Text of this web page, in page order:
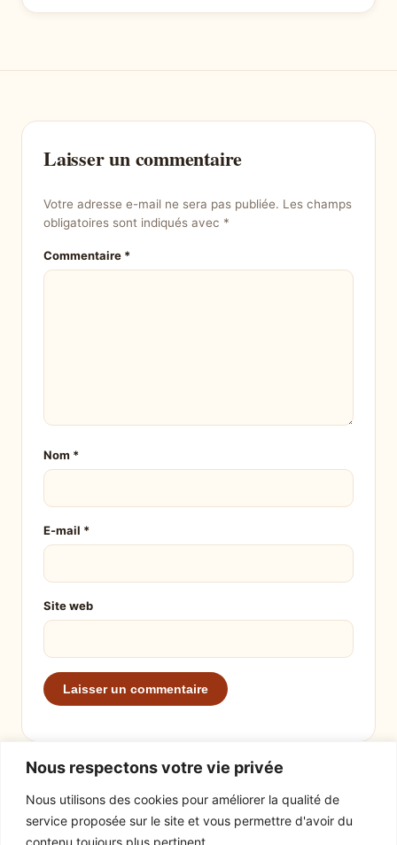
Nous respectons votre vie privée
Nous utilisons des cookies pour améliorer la qualité de
service proposée sur le site et vous permettre d'avoir du
contenu toujours plus pertinent.
Laisser un commentaire
Votre adresse e-mail ne sera pas publiée. Les champs
obligatoires sont indiqués avec *
Commentaire *
Nom *
E-mail *
Site web